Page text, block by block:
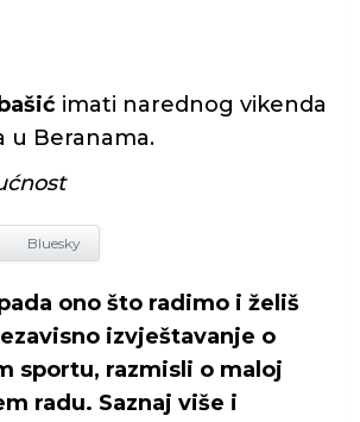
imati narednog vikenda
u Beranama.
Bluesky
ono što radimo i želiš
izvještavanje o
sportu, razmisli o maloj
radu. Saznaj više i